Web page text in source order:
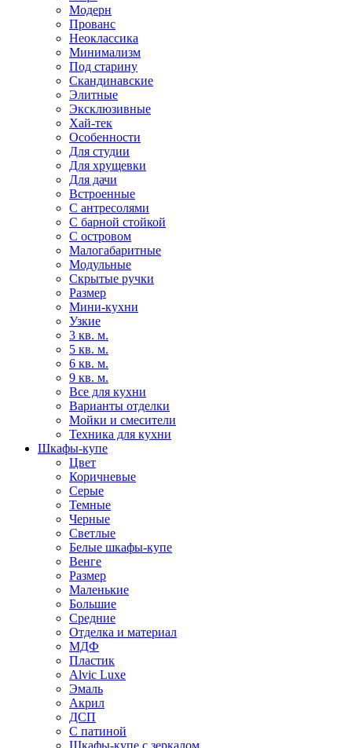
Модерн
Прованс
Неоклассика
Минимализм
Под старину
Скандинавские
Элитные
Эксклюзивные
Хай-тек
Особенности
Для студии
Для хрущевки
Для дачи
Встроенные
С антресолями
С барной стойкой
С островом
Малогабаритные
Модульные
Скрытые ручки
Размер
Мини-кухни
Узкие
3 кв. м.
5 кв. м.
6 кв. м.
9 кв. м.
Все для кухни
Варианты отделки
Мойки и смесители
Техника для кухни
Шкафы-купе
Цвет
Коричневые
Серые
Темные
Черные
Светлые
Белые шкафы-купе
Венге
Размер
Маленькие
Большие
Средние
Отделка и материал
МДФ
Пластик
Alvic Luxe
Эмаль
Акрил
ДСП
С патиной
Шкафы-купе с зеркалом